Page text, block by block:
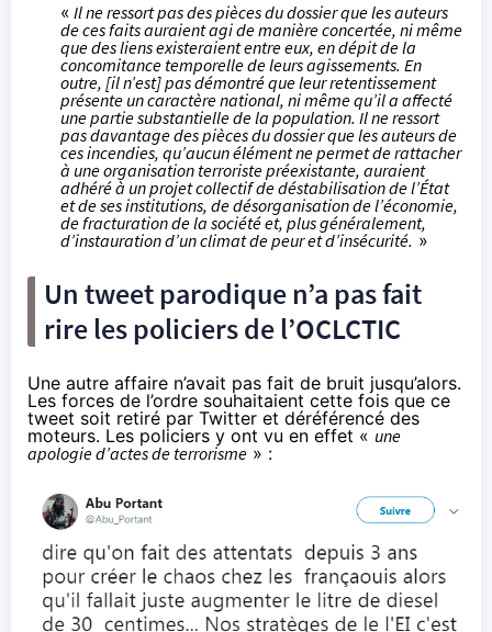
« Il ne ressort pas des pièces du dossier que les auteurs
de ces faits auraient agi de manière concertée, ni même
que des liens existeraient entre eux, en dépit de la
concomitance temporelle de leurs agissements. En
outre, [il n’est] pas démontré que leur retentissement
présente un caractère national, ni même qu’il a affecté
une partie substantielle de la population. Il ne ressort
pas davantage des pièces du dossier que les auteurs de
ces incendies, qu’aucun élément ne permet de rattacher
à une organisation terroriste préexistante, auraient
adhéré à un projet collectif de déstabilisation de l’État
et de ses institutions, de désorganisation de l’économie,
de fracturation de la société et, plus généralement,
d’instauration d’un climat de peur et d’insécurité. »
Un tweet parodique n’a pas fait
rire les policiers de l’OCLCTIC
Une autre affaire n’avait pas fait de bruit jusqu’alors.
Les forces de l’ordre souhaitaient cette fois que ce
tweet soit retiré par Twitter et déréférencé des
moteurs. Les policiers y ont vu en effet « une
apologie d’actes de terrorisme » :